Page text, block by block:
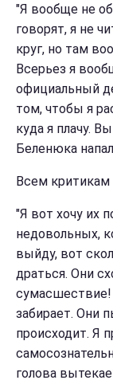
"Я вообще не
говорят, я не
круг, но там
Всерьез я
официальный
том, чтобы я
куда я плачу.
Беленюка
Всем критикам
"Я вот хочу их
недовольных,
выйду, вот
драться. Они
сумасшествие!
забирает. Они
происходит. Я
голова